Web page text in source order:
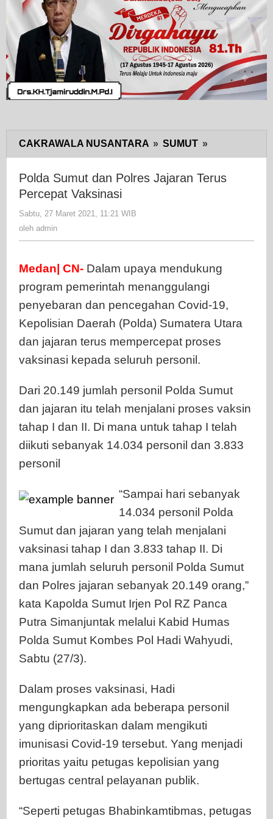
CAKRAWALA NUSANTARA » SUMUT »
Sumut
Polda Sumut dan Polres Jajaran Terus
Percepat Vaksinasi
Sabtu, 27 Maret 2021, 11:21 WIB
oleh admin
Medan| CN- Dalam upaya mendukung
program pemerintah menanggulangi
penyebaran dan pencegahan Covid-19,
Kepolisian Daerah (Polda) Sumatera Utara
dan jajaran terus mempercepat proses
vaksinasi kepada seluruh personil.
Dari 20.149 jumlah personil Polda Sumut
dan jajaran itu telah menjalani proses vaksin
tahap I dan II. Di mana untuk tahap I telah
diikuti sebanyak 14.034 personil dan 3.833
personil
“Sampai hari sebanyak
14.034 personil Polda
Sumut dan jajaran yang telah menjalani
vaksinasi tahap I dan 3.833 tahap II. Di
mana jumlah seluruh personil Polda Sumut
dan Polres jajaran sebanyak 20.149 orang,”
kata Kapolda Sumut Irjen Pol RZ Panca
Putra Simanjuntak melalui Kabid Humas
Polda Sumut Kombes Pol Hadi Wahyudi,
Sabtu (27/3).
Dalam proses vaksinasi, Hadi
mengungkapkan ada beberapa personil
yang diprioritaskan dalam mengikuti
imunisasi Covid-19 tersebut. Yang menjadi
prioritas yaitu petugas kepolisian yang
bertugas central pelayanan publik.
“Seperti petugas Bhabinkamtibmas, petugas